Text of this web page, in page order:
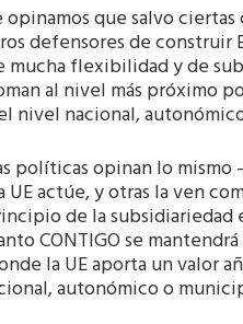
opinamos que salvo
defensores de
mucha flexibilidad y de
al nivel más próximo
nivel nacional,
políticas opinan lo
actúe, y otras la ven
de la
CONTIGO se
la UE aporta un valor
autonómico o